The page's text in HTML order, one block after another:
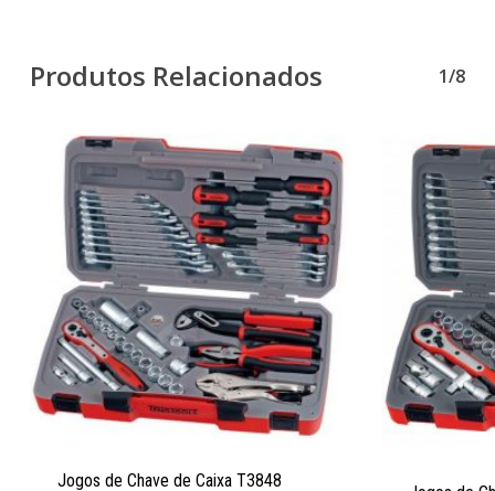
Produtos Relacionados 1/8
Jogos de Chave de Caixa T3848